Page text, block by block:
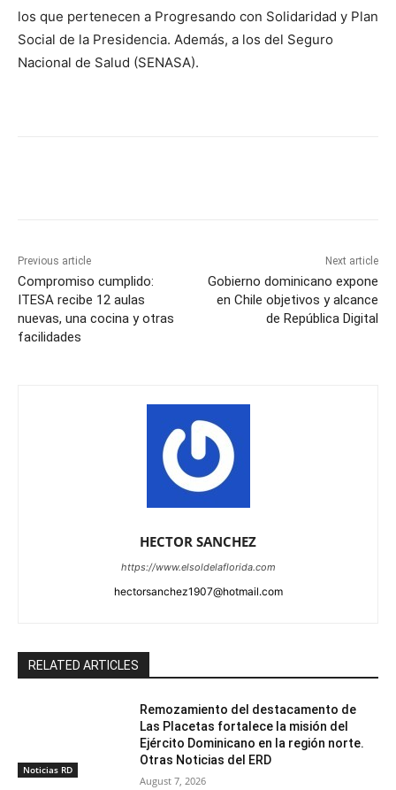
los que pertenecen a Progresando con Solidaridad y Plan
Social de la Presidencia. Además, a los del Seguro
Nacional de Salud (SENASA).
Previous article
Compromiso cumplido:
ITESA recibe 12 aulas
nuevas, una cocina y otras
facilidades
Next article
Gobierno dominicano expone
en Chile objetivos y alcance
de República Digital
HECTOR SANCHEZ
https://www.elsoldelaflorida.com
hectorsanchez1907@hotmail.com
RELATED ARTICLES
Noticias RD
Remozamiento del destacamento de
Las Placetas fortalece la misión del
Ejército Dominicano en la región norte.
Otras Noticias del ERD
August 7, 2026